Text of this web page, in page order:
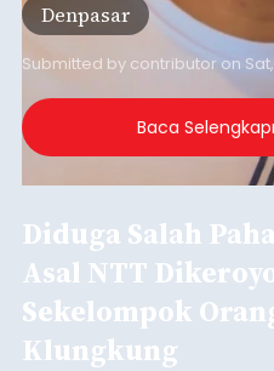
Denpasar
Submitted by contributor on
Baca
Diduga Salah
Asal NTT
Sekelompok
Klungkung